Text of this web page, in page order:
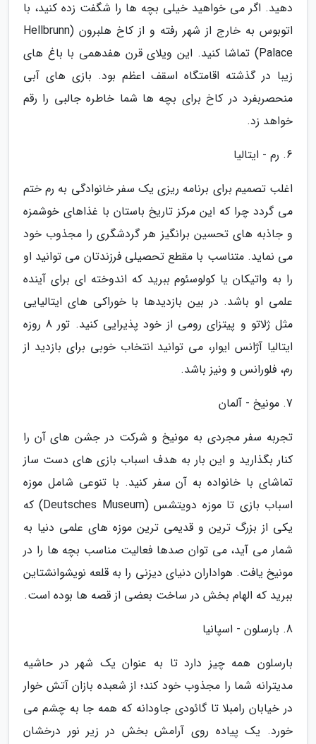
دهید. اگر می خواهید خیلی بچه ها را شگفت زده کنید، با
اتوبوس به خارج از شهر رفته و از کاخ هلبرون (Hellbrunn
Palace) تماشا کنید. این ویلای قرن هفدهمی با باغ های
زیبا در گذشته اقامتگاه اسقف اعظم بود. بازی های آبی
منحصربفرد در کاخ برای بچه ها شما خاطره جالبی را رقم
خواهد زد.
6. رم - ایتالیا
اغلب تصمیم برای برنامه ریزی یک سفر خانوادگی به رم ختم
می گردد چرا که این مرکز تاریخ باستان با غذاهای خوشمزه
و جاذبه های تحسین برانگیز هر گردشگری را مجذوب خود
می نماید. متناسب با مقطع تحصیلی فرزندتان می توانید او
را به واتیکان یا کولوسئوم ببرید که اندوخته ای برای آینده
علمی او باشد. در بین بازدیدها با خوراکی های ایتالیایی
مثل ژلاتو و پیتزای رومی از خود پذیرایی کنید. تور 8 روزه
ایتالیا آژانس ایوار، می توانید انتخاب خوبی برای بازدید از
رم، فلورانس و ونیز باشد.
7. مونیخ - آلمان
تجربه سفر مجردی به مونیخ و شرکت در جشن های آن را
کنار بگذارید و این بار به هدف اسباب بازی های دست ساز
تماشای با خانواده به آن سفر کنید. با تنوعی شامل موزه
اسباب بازی تا موزه دویتشس (Deutsches Museum) که
یکی از بزرگ ترین و قدیمی ترین موزه های علمی دنیا به
شمار می آید، می توان صدها فعالیت مناسب بچه ها را در
مونیخ یافت. هواداران دنیای دیزنی را به قلعه نویشوانشتاین
ببرید که الهام بخش در ساخت بعضی از قصه ها بوده است.
8. بارسلون - اسپانیا
بارسلون همه چیز دارد تا به عنوان یک شهر در حاشیه
مدیترانه شما را مجذوب خود کند؛ از شعبده بازان آتش خوار
در خیابان رامبلا تا گائودی جاودانه که همه جا به چشم می
خورد. یک پیاده روی آرامش بخش در زیر نور درخشان